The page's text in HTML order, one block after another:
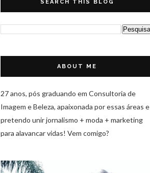
SEARCH THIS BLOG
ABOUT ME
27 anos, pós graduando em Consultoria de
Imagem e Beleza, apaixonada por essas áreas e
pretendo unir jornalismo + moda + marketing
para alavancar vidas! Vem comigo?